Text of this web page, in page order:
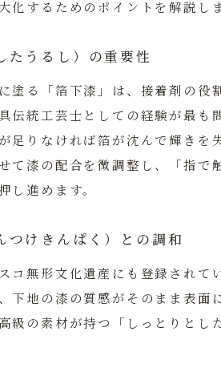
化するためのポイントを解説しま
たうるし）の重要性
塗る「箔下漆」は、接着剤の役
伝統工芸士としての経験が最も
足りなければ箔が沈んで輝きを
て漆の配合を微調整し、
「指
し進めます。
つけきんぱく）との調和
コ無形文化遺産にも登録されて
下地の漆の質感がそのまま表面
級の素材が持つ「しっとりとし